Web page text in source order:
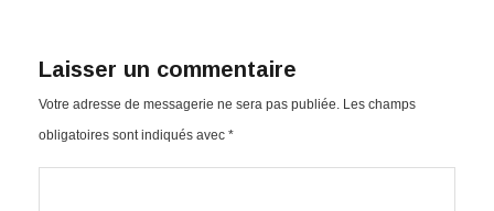
Laisser un commentaire
Votre adresse de messagerie ne sera pas publiée. Les champs
obligatoires sont indiqués avec *